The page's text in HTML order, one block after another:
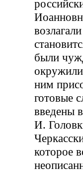
были
ним
готовые
введены
И.
которое